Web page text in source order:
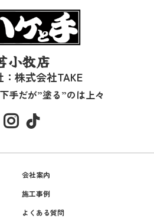
小牧店
株式会社TAKE
手だが”塗る”のは上々
会社案内
施工事例
よくある質問